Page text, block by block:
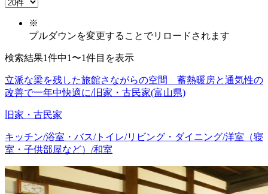
※
プルダウンを変更することでリロードされます
検索結果1件中1〜1件目を表示
立派な梁を残した旅館さながらの空間 蓄熱暖房と通気性の
改善で一年中快適に/旧家・古民家(富山県)
旧家・古民家
キッチン/浴室・バス/トイレ/リビング・ダイニング/洋室（寝
室・子供部屋など）/和室